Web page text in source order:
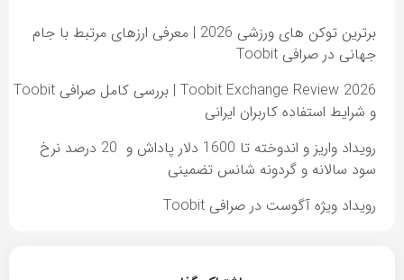
برترین توکن های ورزشی 2026 | معرفی ارزهای مرتبط با جام
جهانی در صرافی Toobit
Toobit Exchange Review 2026 | بررسی کامل صرافی Toobit
و شرایط استفاده کاربران ایرانی
رویداد واریز و اندوخته تا 1600 دلار پاداش و 20 درصد نرخ
سود سالانه و گردونه شانس تضمینی
رویداد ویژه آگوست در صرافی Toobit